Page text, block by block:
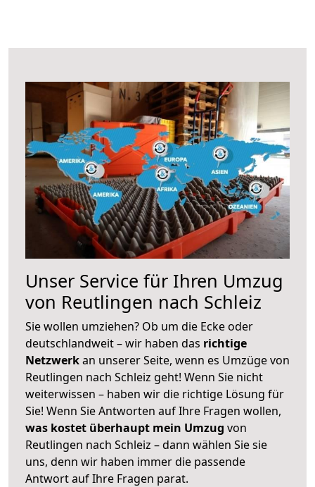
Unser Service für Ihren Umzug
von Reutlingen nach Schleiz
Sie wollen umziehen? Ob um die Ecke oder
deutschlandweit – wir haben das richtige
Netzwerkan unserer Seite, wenn es Umzüge von
Reutlingen nach Schleiz geht! Wenn Sie nicht
weiterwissen – haben wir die richtige Lösung für
Sie! Wenn Sie Antworten auf Ihre Fragen wollen,
was kostet überhaupt mein Umzug von
Reutlingen nach Schleiz – dann wählen Sie sie
uns, denn wir haben immer die passende
Antwort auf Ihre Fragen parat.